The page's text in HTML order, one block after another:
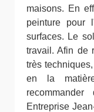
maisons. En
peinture pour
surfaces. Le
travail. Afin de
très
en la
Entreprise